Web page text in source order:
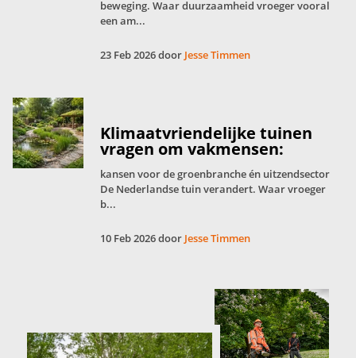
beweging. Waar duurzaamheid vroeger vooral
een am...
23 Feb 2026 door Jesse Timmen
Klimaatvriendelijke tuinen
vragen om vakmensen:
kansen voor de groenbranche én uitzendsector
De Nederlandse tuin verandert. Waar vroeger
b...
10 Feb 2026 door Jesse Timmen